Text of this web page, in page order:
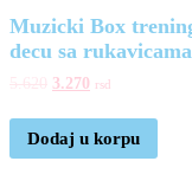
Muzicki Box
decu sa rukavicama
3.270 rsd
Dodaj u korpu